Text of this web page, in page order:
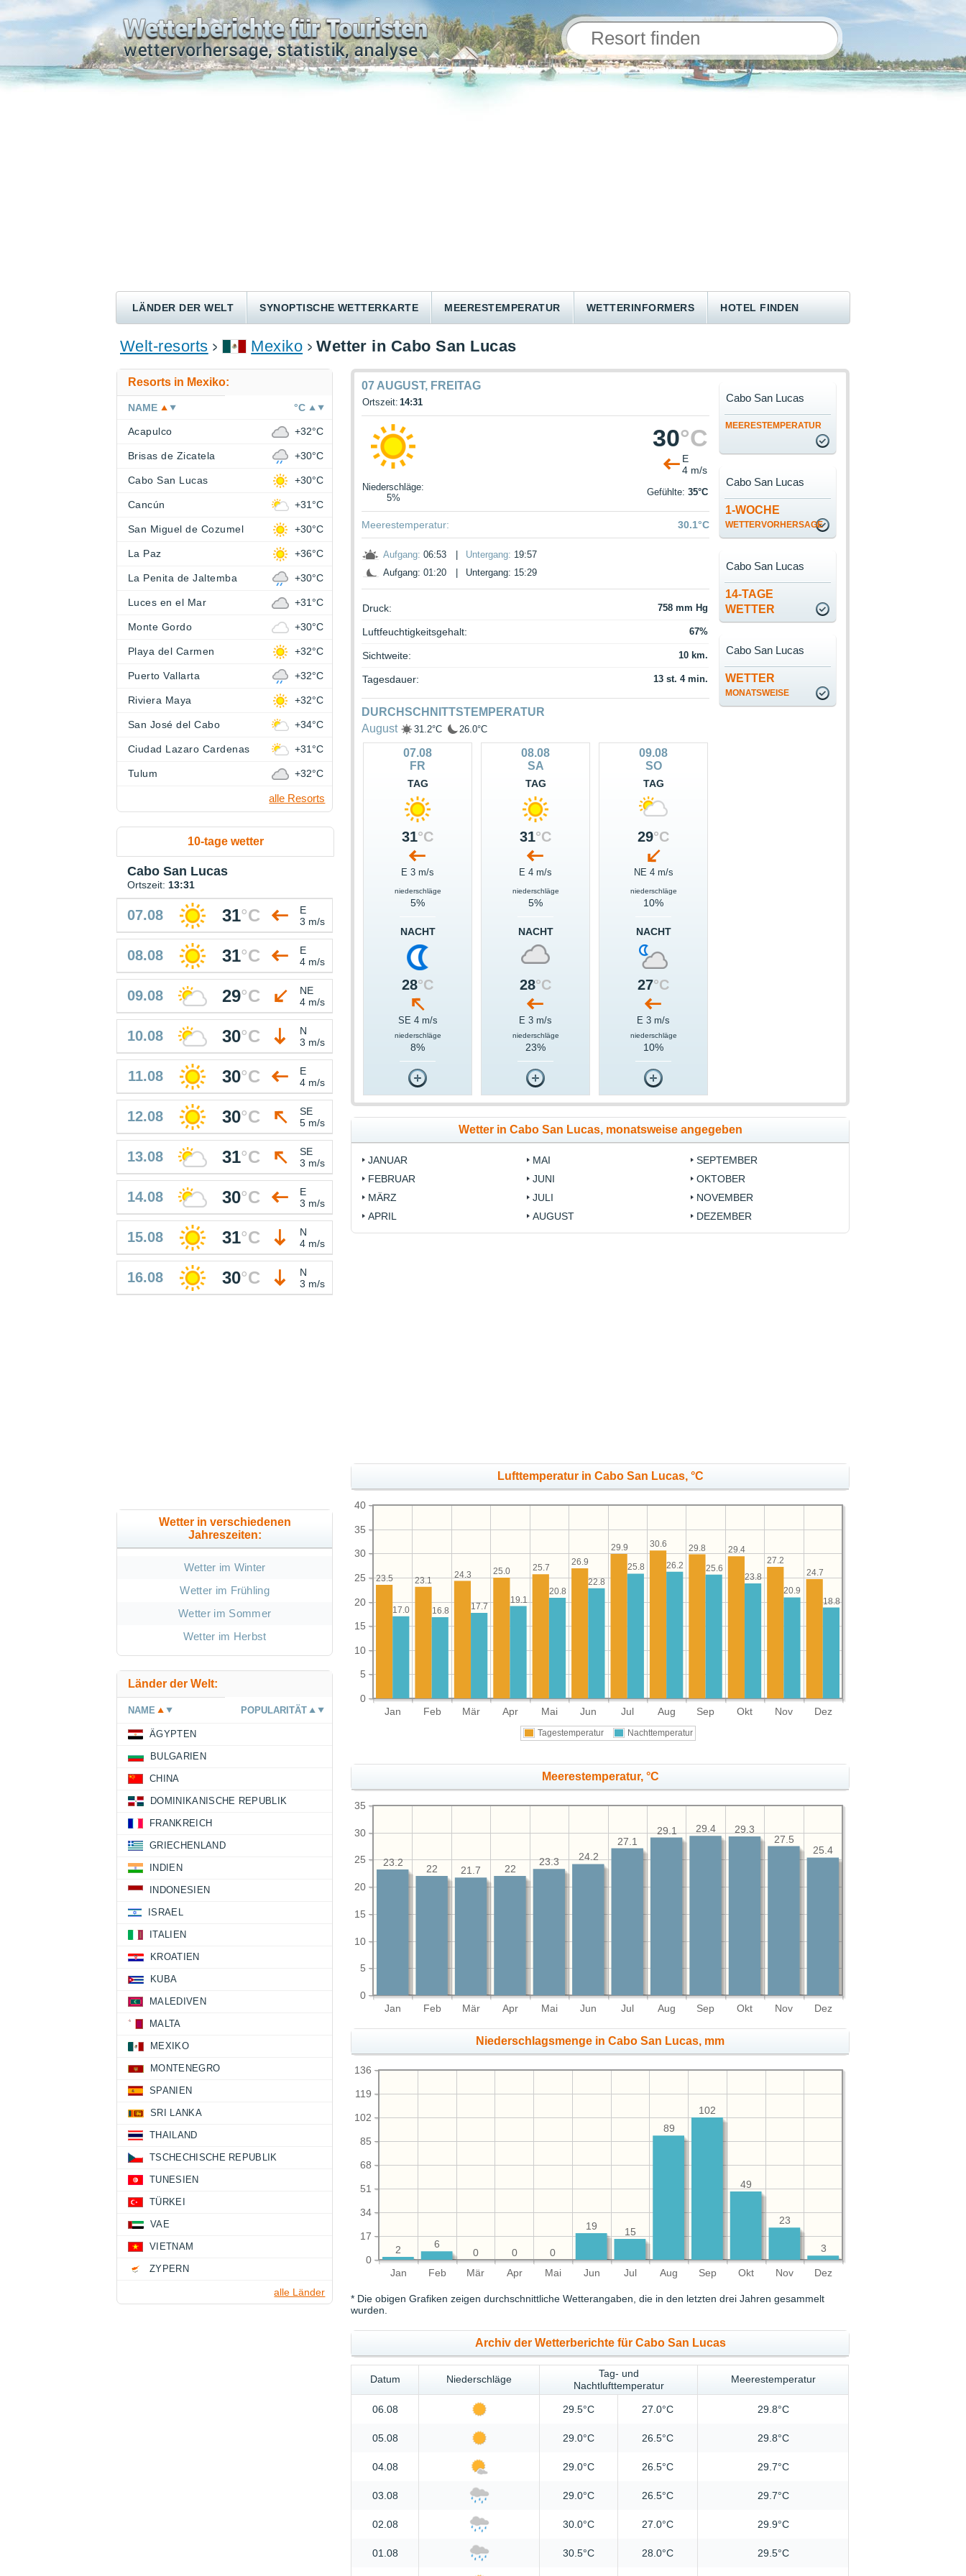
LÄNDER DER WELT SYNOPTISCHE WETTERKARTE MEERESTEMPERATUR WETTERINFORMERS HOTEL FINDEN
Welt-resorts Mexiko Wetter in Cabo San Lucas
07 AUGUST, FREITAG
Ortszeit: 14:31
30°C
E
4 m/s
Niederschläge:
5%
Gefühlte:35°C
Meerestemperatur: 30.1°C
Aufgang: 06:53 Untergang: 19:57
Aufgang: 01:20
Untergang: 15:29
Druck: 758 mm Hg
Luftfeuchtigkeitsgehalt: 67%
Sichtweite: 10 km.
Tagesdauer: 13 st. 4 min.
DURCHSCHNITTSTEMPERATUR
August
31.2°C 26.0°C
07.08
FR
TAG
31°C
E 3 m/s
niederschläge
5%
NACHT
28°C
SE 4 m/s
niederschläge
8%
08.08
SA
TAG
31°C
E 4 m/s
niederschläge
5%
NACHT
28°C
E 3 m/s
niederschläge
23%
09.08
SO
TAG
29°C
NE 4 m/s
niederschläge
10%
NACHT
27°C
E 3 m/s
niederschläge
10%
MEERESTEMPERATUR
Cabo San Lucas
1-WOCHE
WETTERVORHERSAGE
Cabo San Lucas
14-TAGE
WETTER
Cabo San Lucas
WETTER
MONATSWEISE
Cabo San Lucas
Wetter in Cabo San Lucas, monatsweise angegeben
JANUAR
FEBRUAR
MÄRZ
APRIL
MAI
JUNI
JULI
AUGUST
SEPTEMBER
OKTOBER
NOVEMBER
DEZEMBER
Lufttemperatur in Cabo San Lucas, °C
Jan Feb Mär Apr Mai Jun Jul Aug Sep Okt Nov Dez
0
5
10
15
20
25
30
35
40
24.7
27.2
29.4
29.8
30.6
29.9
26.9
25.7
25.0
24.3
23.1
23.5
18.8
20.9
23.8
25.6
26.2
25.8
22.8
20.8
19.1
17.7
16.8
17.0
Tagestemperatur Nachttemperatur
Meerestemperatur, °C
Jan Feb Mär Apr Mai Jun Jul Aug Sep Okt Nov Dez
0
5
10
15
20
25
30
35
25.4
27.5
29.3
29.4
29.1
27.1
24.2
23.3
22
21.7
22
23.2
Niederschlagsmenge in Cabo San Lucas, mm
Jan Feb Mär Apr Mai Jun Jul Aug Sep Okt Nov Dez
0
17
34
51
68
85
102
119
136
3
23
49
102
89
15
19
0
0
0
6
2
* Die obigen Grafiken zeigen durchschnittliche Wetterangaben, die in den letzten drei Jahren gesammelt
wurden.
Archiv der Wetterberichte für Cabo San Lucas
Datum Niederschläge
Tag- und
Nachtlufttemperatur
Meerestemperatur
06.08 29.5°C 27.0°C 29.8°C
05.08 29.0°C 26.5°C 29.8°C
04.08 29.0°C 26.5°C 29.7°C
03.08 29.0°C 26.5°C 29.7°C
02.08 30.0°C 27.0°C 29.9°C
01.08 30.5°C 28.0°C 29.5°C
Resorts in Mexiko:
NAME °C
Acapulco +32°C
Brisas de Zicatela +30°C
Cabo San Lucas +30°C
Cancún +31°C
San Miguel de Cozumel +30°C
La Paz +36°C
La Penita de Jaltemba +30°C
Luces en el Mar +31°C
Monte Gordo +30°C
Playa del Carmen +32°C
Puerto Vallarta +32°C
Riviera Maya +32°C
San José del Cabo +34°C
Ciudad Lazaro Cardenas +31°C
Tulum +32°C
alle Resorts
10-tage wetter
Cabo San Lucas
Ortszeit: 13:31
07.08 31°C
E
3 m/s
08.08 31°C
E
4 m/s
09.08 29°C
NE
4 m/s
10.08 30°C
N
3 m/s
11.08 30°C
E
4 m/s
12.08 30°C
SE
5 m/s
13.08 31°C
SE
3 m/s
14.08 30°C
E
3 m/s
15.08 31°C
N
4 m/s
16.08 30°C
N
3 m/s
Wetter in verschiedenen
Jahreszeiten:
Wetter im Winter
Wetter im Frühling
Wetter im Sommer
Wetter im Herbst
Länder der Welt:
NAME POPULARITÄT
ÄGYPTEN
BULGARIEN
CHINA
DOMINIKANISCHE REPUBLIK
FRANKREICH
GRIECHENLAND
INDIEN
INDONESIEN
ISRAEL
ITALIEN
KROATIEN
KUBA
MALEDIVEN
MALTA
MEXIKO
MONTENEGRO
SPANIEN
SRI LANKA
THAILAND
TSCHECHISCHE REPUBLIK
TUNESIEN
TÜRKEI
VAE
VIETNAM
ZYPERN
alle Länder